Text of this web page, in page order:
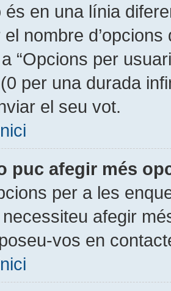
en una línia
nombre
“Opcions per
(0 per una durada
el seu vot.
puc afegir més
per a les
afegir
vos en